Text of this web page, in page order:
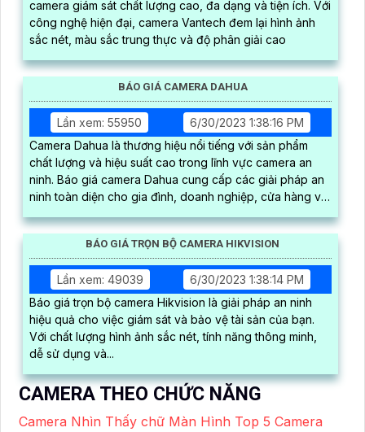
camera giám sát chất lượng cao, đa dạng và tiện ích. Với
công nghệ hiện đại, camera Vantech đem lại hình ảnh
sắc nét, màu sắc trung thực và độ phân giải cao
BÁO GIÁ CAMERA DAHUA
Lần xem: 55950
6/30/2023 1:38:16 PM
Camera Dahua là thương hiệu nổi tiếng với sản phẩm
chất lượng và hiệu suất cao trong lĩnh vực camera an
ninh. Báo giá camera Dahua cung cấp các giải pháp an
ninh toàn diện cho gia đình, doanh nghiệp, cửa hàng và
BÁO GIÁ TRỌN BỘ CAMERA HIKVISION
Lần xem: 49039
6/30/2023 1:38:14 PM
Báo giá trọn bộ camera Hikvision là giải pháp an ninh
hiệu quả cho việc giám sát và bảo vệ tài sản của bạn.
Với chất lượng hình ảnh sắc nét, tính năng thông minh,
dễ sử dụng và...
CAMERA THEO CHỨC NĂNG
Camera Nhìn Thấy chữ Màn Hình Top 5 Camera